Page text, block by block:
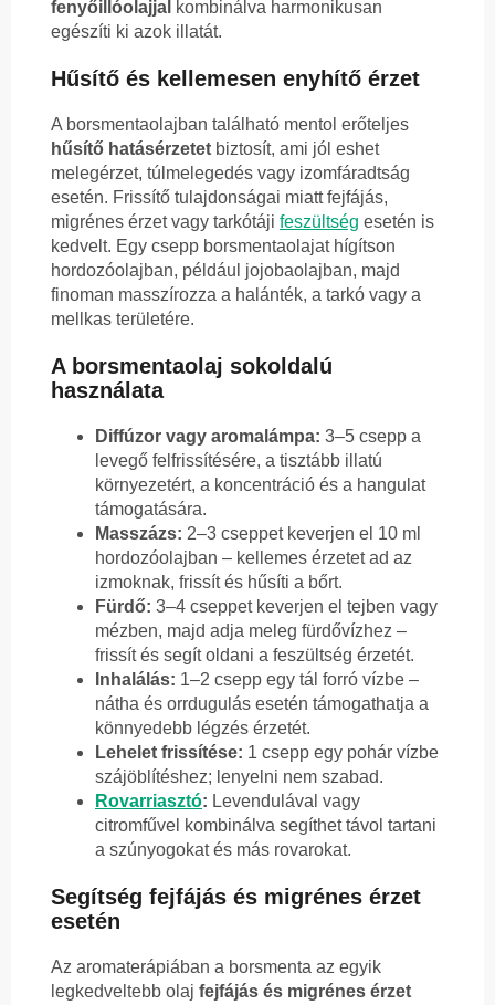
fenyőillóolajjal kombinálva harmonikusan
egészíti ki azok illatát.
Hűsítő és kellemesen enyhítő érzet
A borsmentaolajban található mentol erőteljes
hűsítő hatásérzetet biztosít, ami jól eshet
melegérzet, túlmelegedés vagy izomfáradtság
esetén. Frissítő tulajdonságai miatt fejfájás,
migrénes érzet vagy tarkótáji feszültség esetén is
kedvelt. Egy csepp borsmentaolajat hígítson
hordozóolajban, például jojobaolajban, majd
finoman masszírozza a halánték, a tarkó vagy a
mellkas területére.
A borsmentaolaj sokoldalú
használata
Diffúzor vagy aromalámpa: 3–5 csepp a
levegő felfrissítésére, a tisztább illatú
környezetért, a koncentráció és a hangulat
támogatására.
Masszázs: 2–3 cseppet keverjen el 10 ml
hordozóolajban – kellemes érzetet ad az
izmoknak, frissít és hűsíti a bőrt.
Fürdő: 3–4 cseppet keverjen el tejben vagy
mézben, majd adja meleg fürdővízhez –
frissít és segít oldani a feszültség érzetét.
Inhalálás: 1–2 csepp egy tál forró vízbe –
nátha és orrdugulás esetén támogathatja a
könnyedebb légzés érzetét.
Lehelet frissítése: 1 csepp egy pohár vízbe
szájöblítéshez; lenyelni nem szabad.
Rovarriasztó: Levendulával vagy
citromfűvel kombinálva segíthet távol tartani
a szúnyogokat és más rovarokat.
Segítség fejfájás és migrénes érzet
esetén
Az aromaterápiában a borsmenta az egyik
legkedveltebb olaj fejfájás és migrénes érzet